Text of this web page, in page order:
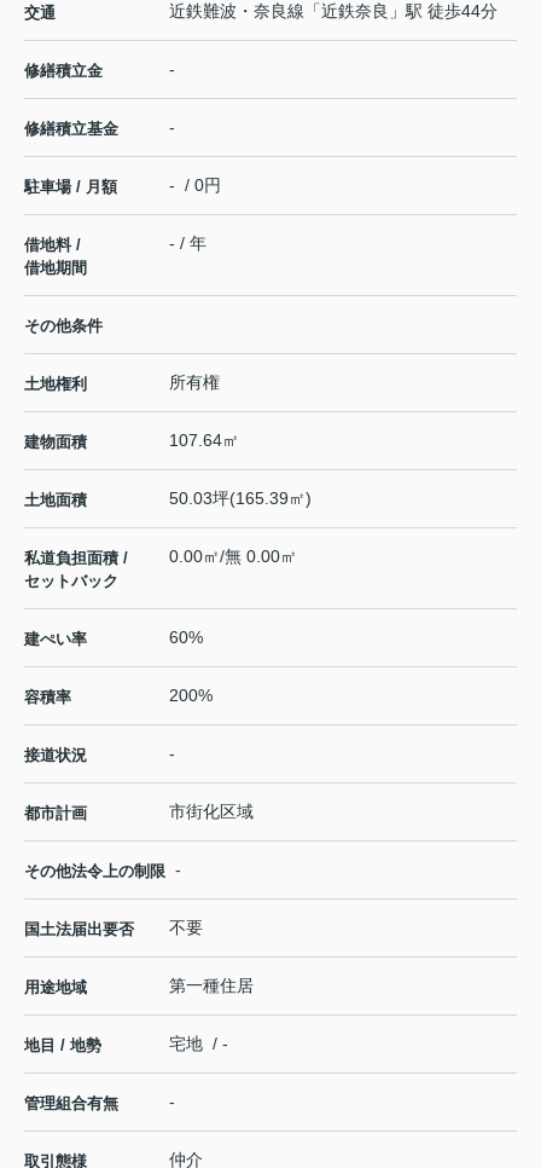
交通 近鉄難波・奈良線 「近鉄奈良 」駅 徒歩44分
修繕積立金 -
修繕積立基金 -
駐車場 / 月額 - / 0円
借地料 /
借地期間
- / 年
その他条件
土地権利 所有権
建物面積 107.64㎡
土地面積 50.03坪(165.39㎡)
私道負担面積 /
セットバック
0.00㎡/無 0.00㎡
建ぺい率 60%
容積率 200%
接道状況 -
都市計画 市街化区域
その他法令上の制限 -
国土法届出要否 不要
用途地域 第一種住居
地目 / 地勢 宅地 / -
管理組合有無 -
取引態様 仲介